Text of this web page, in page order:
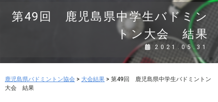
第49回 鹿児島県中学生バドミン
トン大会 結果
2021.05.31
鹿児島県バドミントン協会 > 大会結果 > 第49回 鹿児島県中学生バドミントン
大会 結果